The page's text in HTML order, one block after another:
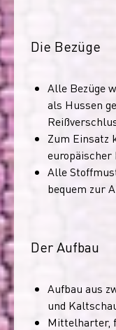
Die Bezüge
Alle Bezüge
als Hussen
Zum Einsatz
Alle
bequem zur
Der Aufbau
Aufbau aus
und
Mittelharter,